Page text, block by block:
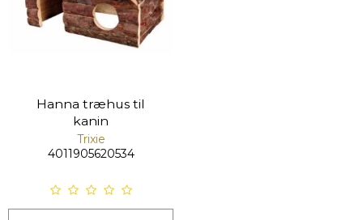
Hanna træhus til
kanin
Trixie
4011905620534